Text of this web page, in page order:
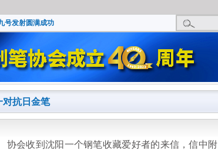
号发射圆满成功
对抗日金笔
协会收到沈阳一个钢笔收藏爱好者的来信，信中